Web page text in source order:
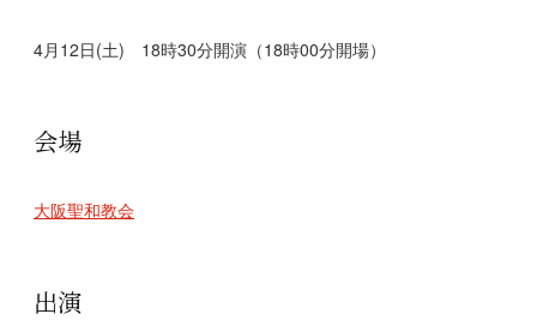
4月12日(土) 18時30分開演（18時00分開場）
会場
大阪聖和教会
出演